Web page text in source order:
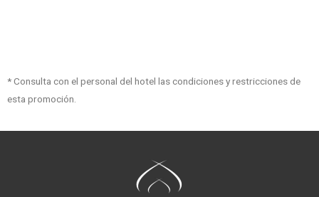
* Consulta con el personal del hotel las condiciones y restricciones de
esta promoción.